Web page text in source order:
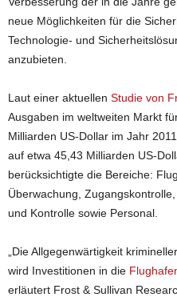
neue Möglichkeiten für die
Technologie- und
anzubieten.
Laut einer aktuellen Studie von
Ausgaben im weltweiten Markt
Milliarden US-Dollar im Jahr
auf etwa 45,43 Milliarden US-
berücksichtigte die Bereiche:
Überwachung,
und Kontrolle sowie Personal.
„Die Allgegenwärtigkeit
wird Investitionen in die
erläutert Frost & Sullivan